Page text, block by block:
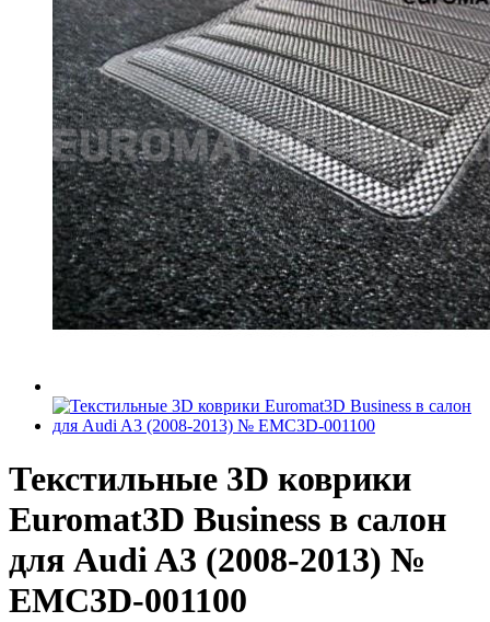
Текстильные 3D коврики
Euromat3D Business в салон
для Audi A3 (2008-2013) №
EMC3D-001100